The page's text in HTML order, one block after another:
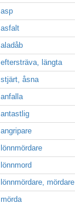
asp
asfalt
aladåb
eftersträva, längta
stjärt, åsna
anfalla
antastlig
angripare
lönnmördare
lönnmord
lönnmördare, mördare
mörda